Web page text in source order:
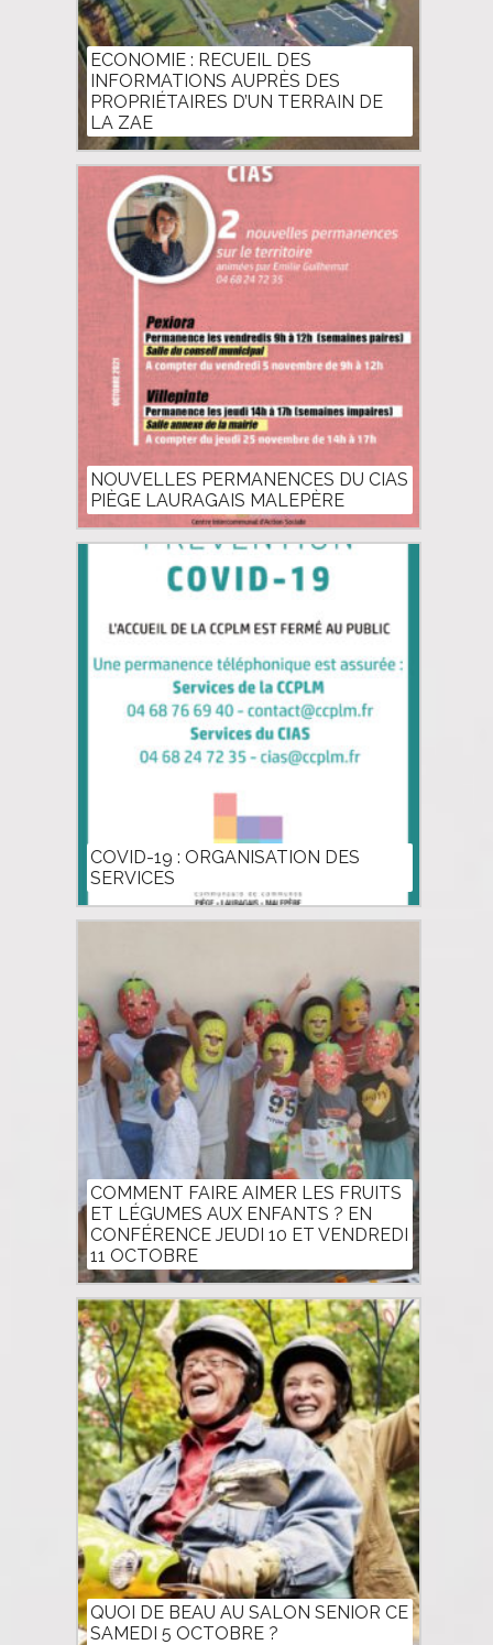
ECONOMIE : RECUEIL DES
INFORMATIONS AUPRÈS DES
PROPRIÉTAIRES D’UN TERRAIN DE
LA ZAE
NOUVELLES PERMANENCES DU CIAS
PIÈGE LAURAGAIS MALEPÈRE
COVID-19 : ORGANISATION DES
SERVICES
COMMENT FAIRE AIMER LES FRUITS
ET LÉGUMES AUX ENFANTS ? EN
CONFÉRENCE JEUDI 10 ET VENDREDI
11 OCTOBRE
QUOI DE BEAU AU SALON SENIOR CE
SAMEDI 5 OCTOBRE ?